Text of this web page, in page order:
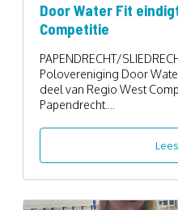
Door Water Fit
Competitie
PAPENDRECHT/
Polovereniging Door
deel van Regio West
Papendrecht....